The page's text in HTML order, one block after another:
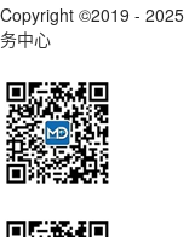
Copyright ©2019 - 2025
务中心